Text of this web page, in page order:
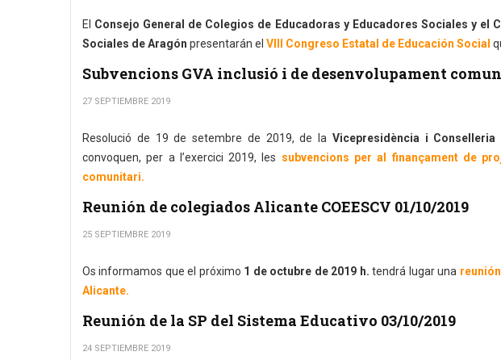
El Consejo General de Colegios de Educadoras y Educadores Sociales y el
Sociales de Aragón presentarán el VIII Congreso Estatal de Educación Social
Subvencions GVA inclusió i de desenvolupament
27 SEPTIEMBRE 2019
Resolució de 19 de setembre de 2019, de la Vicepresidència i
convoquen, per a l’exercici 2019, les subvencions per al finançament de
comunitari.
Reunión de colegiados Alicante COEESCV 01/10/2019
25 SEPTIEMBRE 2019
Os informamos que el próximo 1 de octubre de 2019 h. tendrá lugar una
Alicante.
Reunión de la SP del Sistema Educativo 03/10/2019
24 SEPTIEMBRE 2019